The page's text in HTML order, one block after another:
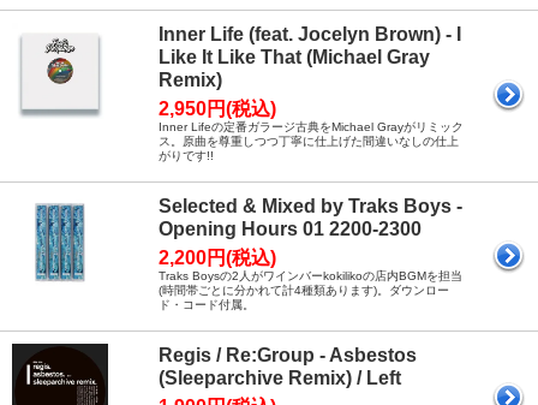
Inner Life (feat. Jocelyn Brown) - I
Like It Like That (Michael Gray
Remix)
2,950円(税込)
Inner Lifeの定番ガラージ古典をMichael Grayがリミック
ス。原曲を尊重しつつ丁寧に仕上げた間違いなしの仕上
がりです!!
Selected & Mixed by Traks Boys -
Opening Hours 01 2200-2300
2,200円(税込)
Traks Boysの2人がワインバーkokilikoの店内BGMを担当
(時間帯ごとに分かれて計4種類あります)。ダウンロー
ド・コード付属。
Regis / Re:Group - Asbestos
(Sleeparchive Remix) / Left